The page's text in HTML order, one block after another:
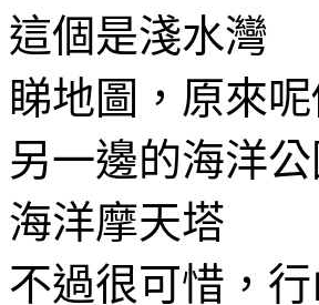
這個是淺水灣
睇地圖，原來
另一邊的海洋
海洋摩天塔
不過很可惜，